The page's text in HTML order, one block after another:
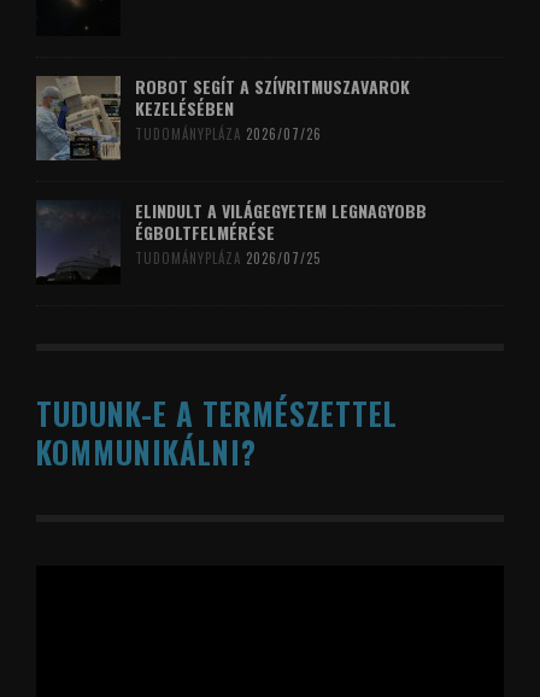
ROBOT SEGÍT A SZÍVRITMUSZAVAROK
KEZELÉSÉBEN
TUDOMÁNYPLÁZA 2026/07/26
ELINDULT A VILÁGEGYETEM LEGNAGYOBB
ÉGBOLTFELMÉRÉSE
TUDOMÁNYPLÁZA 2026/07/25
TUDUNK-E A TERMÉSZETTEL
KOMMUNIKÁLNI?